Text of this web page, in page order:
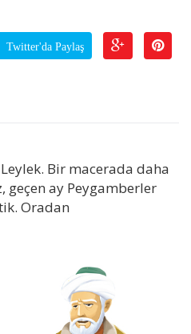
Twitter'da Paylaş
Bir macerada daha
geçen ay Peygamberler
Oradan